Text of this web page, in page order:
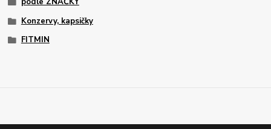
Konzervy, kapsičky
FITMIN